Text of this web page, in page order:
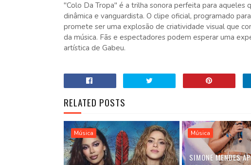
"Colo Da Tropa" é a trilha sonora perfeita para aqueles
dinâmica e vanguardista. O clipe oficial, programado
promete ser uma explosão de criatividade visual que
da música. Fãs e espectadores podem esperar uma
artística de Gabeu.
RELATED POSTS
Música Música
SIMONE MENDES